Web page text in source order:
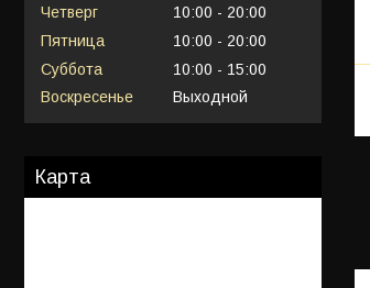
Четверг
10:00
20:00
Пятница
10:00
20:00
Суббота
10:00
15:00
Воскресенье
Выходной
Карта